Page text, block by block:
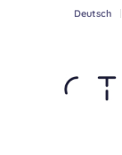
Deutsch